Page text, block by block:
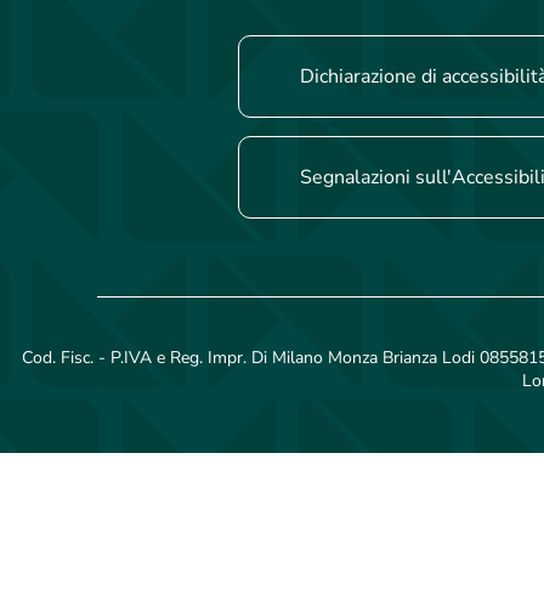
Dichiarazione di
Segnalazioni
Cod. Fisc. - P.IVA e Reg. Impr. Di Milano Monza Brianza Lodi